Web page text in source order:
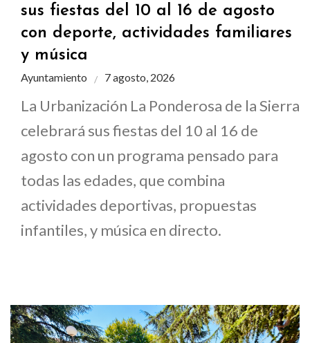
sus fiestas del 10 al 16 de agosto
con deporte, actividades familiares
y música
Ayuntamiento 7 agosto, 2026
La Urbanización La Ponderosa de la Sierra
celebrará sus fiestas del 10 al 16 de
agosto con un programa pensado para
todas las edades, que combina
actividades deportivas, propuestas
infantiles, y música en directo.